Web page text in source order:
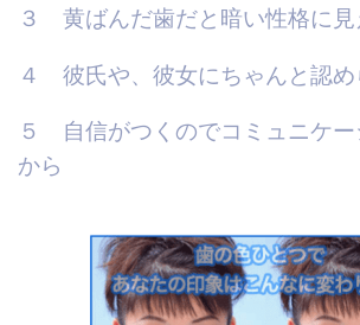
３ 黄ばんだ歯だと暗い性格に見
４ 彼氏や、彼女にちゃんと認め
５ 自信がつくのでコミュニケー
から